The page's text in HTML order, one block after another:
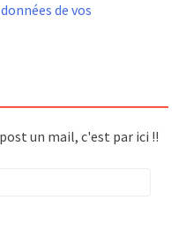
de vos
un mail, c'est par ici !!